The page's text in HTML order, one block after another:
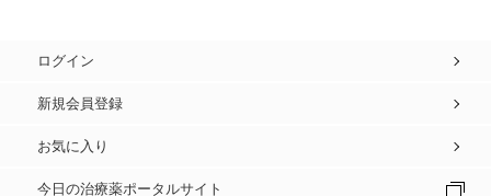
ログイン
新規会員登録
お気に入り
今日の治療薬ポータルサイト